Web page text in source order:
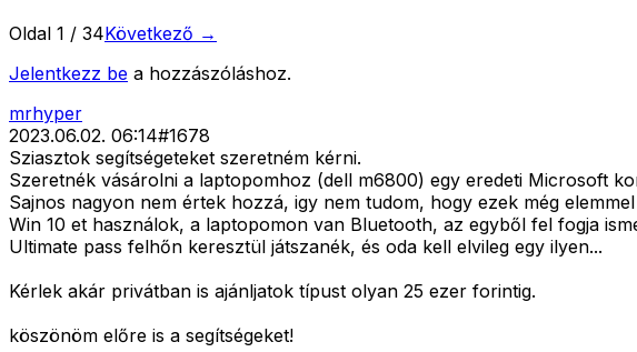
Oldal 1 / 34Következő →
Jelentkezz be a hozzászóláshoz.
mrhyper
2023.06.02. 06:14#1678
Sziasztok segítségeteket szeretném kérni.
Szeretnék vásárolni a laptopomhoz (dell m6800) egy eredeti Microsoft
Sajnos nagyon nem értek hozzá, igy nem tudom, hogy ezek még
Win 10 et használok, a laptopomon van Bluetooth, az egyből fel fogja
Ultimate pass felhőn keresztül játszanék, és oda kell elvileg egy ilyen...
Kérlek akár privátban is ajánljatok típust olyan 25 ezer forintig.
köszönöm előre is a segítségeket!